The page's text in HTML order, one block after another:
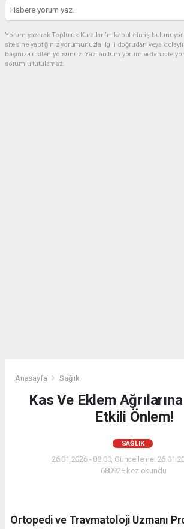
Yorum yazarak Topluluk Kuralları’nı kabul etmiş
sitesine yaptığınız yorumunuzla ilgili doğrudan veya
başınıza üstleniyorsunuz. Yazılan tüm yorumlardan site
sorumlu tutulamaz.
Anasayfa Sağlık
Kas Ve Eklem
Etkili Önlem!
SAĞLIK
26.01.2026 - 08:00, Güncelleme:
68092+ kez okundu.
Ortopedi ve Travmatoloji Uzmanı